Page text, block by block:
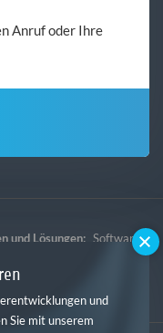
Anruf oder Ihre
und Lösungen: Software
und
Sie mit unserem